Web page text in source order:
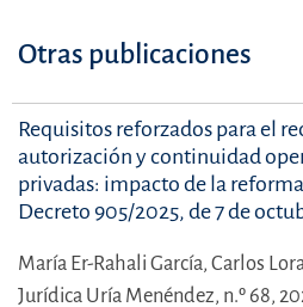
Otras publicaciones
Requisitos reforzados para el
autorización y continuidad
privadas: impacto de la
Decreto 905/2025, de 7 de
María Er-Rahali García, Carlos
Jurídica Uría Menéndez, n.º 68,